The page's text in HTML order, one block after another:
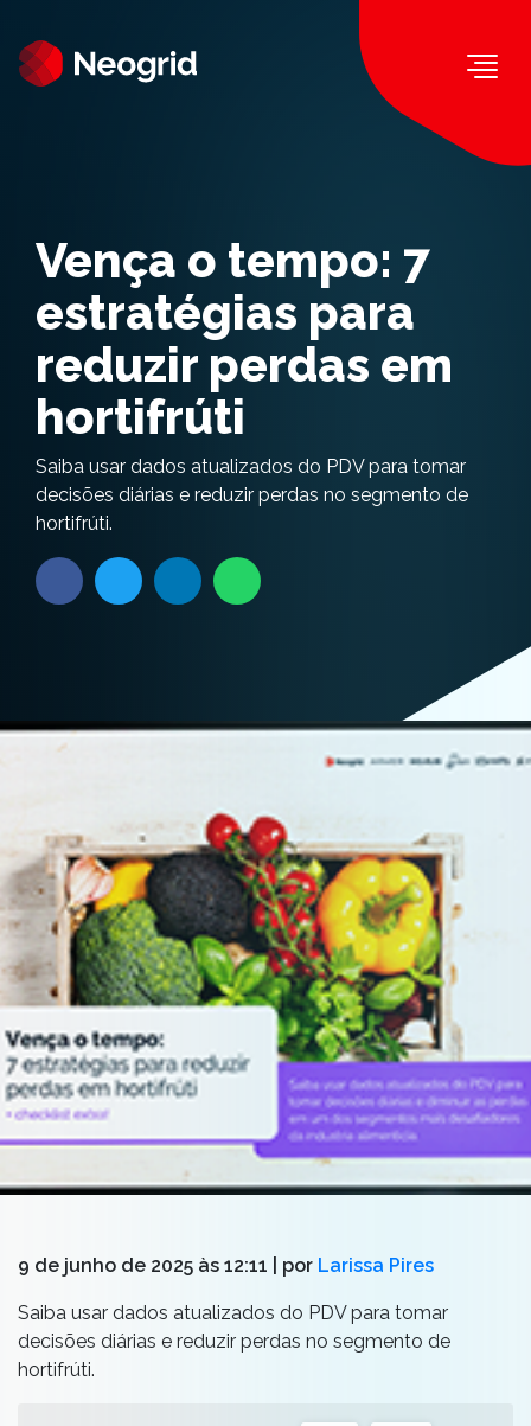
Vença o tempo: 7
estratégias para
reduzir perdas em
hortifrúti
Saiba usar dados atualizados do PDV para tomar
decisões diárias e reduzir perdas no segmento de
hortifrúti.
9 de junho de 2025 às 12:11 | por Larissa Pires
Saiba usar dados atualizados do PDV para tomar
decisões diárias e reduzir perdas no segmento de
hortifrúti.